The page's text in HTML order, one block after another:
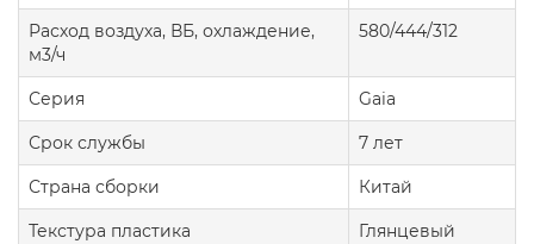
Расход воздуха, ВБ, охлаждение,
м3/ч
580/444/312
Серия Gaia
Срок службы 7 лет
Страна сборки Китай
Текстура пластика Глянцевый